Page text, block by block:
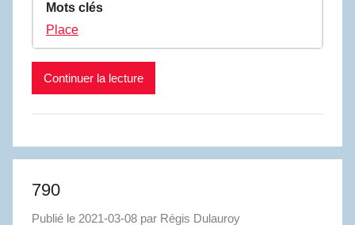
Mots clés
Place
Continuer la lecture
790
Publié le 2021-03-08 par Régis Dulauroy